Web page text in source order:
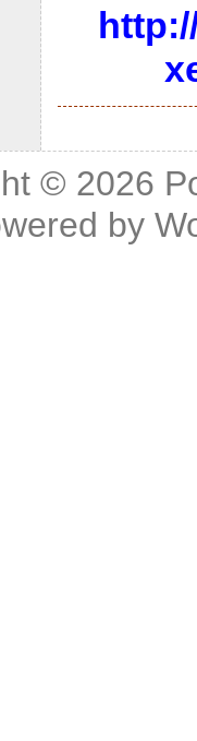
© 2026
by